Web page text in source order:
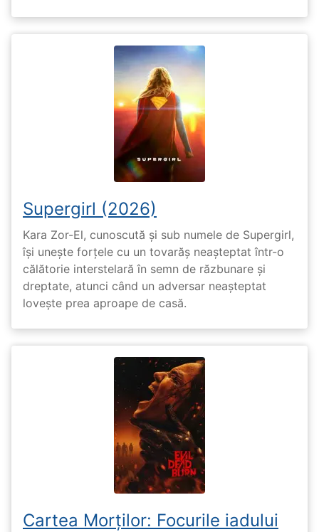
Supergirl (2026)
Kara Zor-El, cunoscută și sub numele de Supergirl,
își unește forțele cu un tovarăș neașteptat într-o
călătorie interstelară în semn de răzbunare și
dreptate, atunci când un adversar neașteptat
lovește prea aproape de casă.
Cartea Morților: Focurile iadului